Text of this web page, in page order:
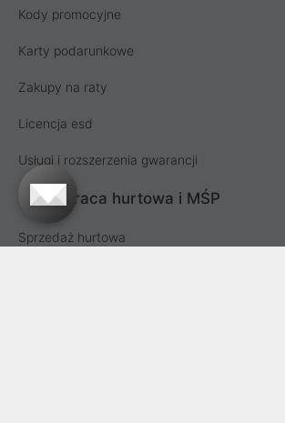
Kody promocyjne
Karty podarunkowe
Zakupy na raty
Licencja esd
Usługi i rozszerzenia gwarancji
Współpraca hurtowa i MŚP
Sprzedaż hurtowa